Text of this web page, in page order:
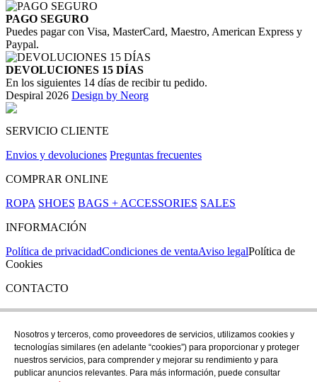
PAGO SEGURO
Puedes pagar con Visa, MasterCard, Maestro, American Express y
Paypal.
DEVOLUCIONES 15 DÍAS
En los siguientes 14 días de recibir tu pedido.
Despiral 2026 Design by Neorg
SERVICIO CLIENTE
Envios y devoluciones Preguntas frecuentes
COMPRAR ONLINE
ROPA SHOES BAGS + ACCESSORIES SALES
INFORMACIÓN
Política de privacidadCondiciones de ventaAviso legalPolítica de
Cookies
CONTACTO
Si tienes cualquier duda puedes contactar con nosotros en nuestra
TEL: +34 972 21 30 04
EMAIL: despiral@despiral.com
Nosotros y terceros, como proveedores de servicios, utilizamos cookies y
tecnologías similares (en adelante “cookies”) para proporcionar y proteger
nuestros servicios, para comprender y mejorar su rendimiento y para
publicar anuncios relevantes. Para más información, puede consultar